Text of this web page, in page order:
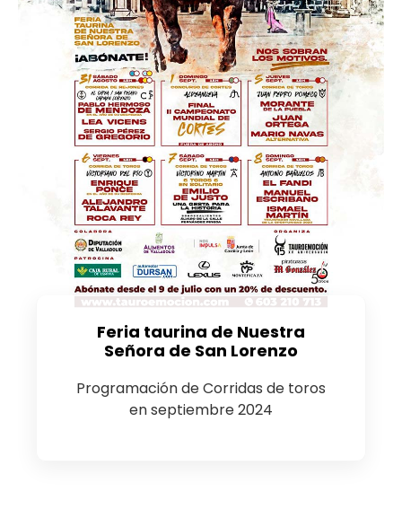
Feria taurina de Nuestra
Señora de San Lorenzo
Programación de Corridas de toros
en septiembre 2024